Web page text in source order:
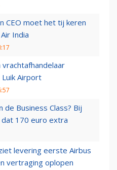
CEO moet het tij keren
India
vrachtafhandelaar
Airport
de Business Class? Bij
170 euro extra
levering eerste Airbus
vertraging oplopen